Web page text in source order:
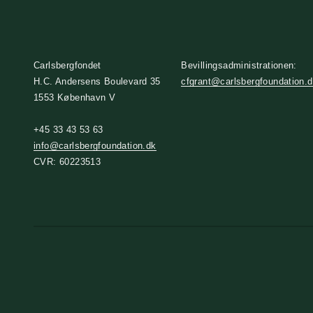
Carlsbergfondet
H.C. Andersens Boulevard 35
1553 København V
+45 33 43 53 63
info@carlsbergfoundation.dk
CVR: 60223513
Bevillingsadministrationen: